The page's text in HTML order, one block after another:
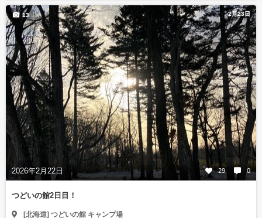
2月23日
2026年2月22日 29 0
13
つどいの館2日目！
[北海道] つどいの館 キャンプ場